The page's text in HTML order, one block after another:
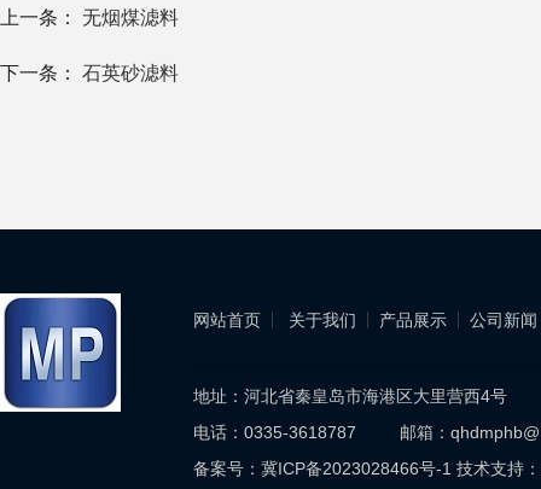
上一条： 无烟煤滤料
下一条： 石英砂滤料
网站首页 关于我们 产品展示 公司新闻
地址：河北省秦皇岛市海港区大里营西4号
电话：0335-3618787 邮箱：
备案号： 冀ICP备2023028466号-1 技术支持：